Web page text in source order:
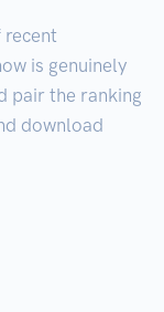
recent
is genuinely
pair the ranking
download